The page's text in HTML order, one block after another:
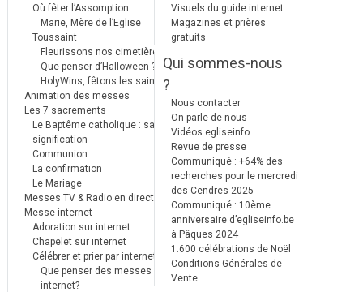
Où fêter l’Assomption
Marie, Mère de l’Eglise
Toussaint
Fleurissons nos cimetières
Que penser d’Halloween ?
HolyWins, fêtons les saints !
Animation des messes
Les 7 sacrements
Le Baptême catholique : sa
signification
Communion
La confirmation
Le Mariage
Messes TV & Radio en direct
Messe internet
Adoration sur internet
Chapelet sur internet
Célébrer et prier par internet
Que penser des messes
internet?
Visuels du guide internet
Magazines et prières
gratuits
Qui sommes-nous
?
Nous contacter
On parle de nous
Vidéos egliseinfo
Revue de presse
Communiqué : +64% des
recherches pour le mercredi
des Cendres 2025
Communiqué : 10ème
anniversaire d’egliseinfo.be
à Pâques 2024
1.600 célébrations de Noël
Conditions Générales de
Vente